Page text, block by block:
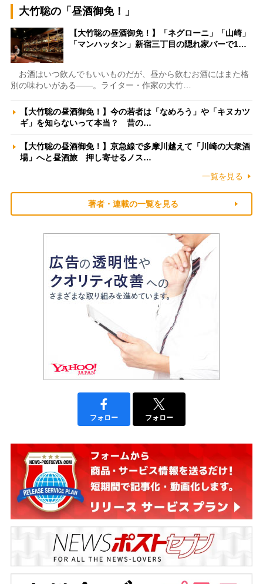
大竹聡の「昼酒御免！」
【大竹聡の昼酒御免！】「ネグローニ」「山崎」
「マンハッタン」新宿三丁目の隠れ家バーで1…
お酒はいつ飲んでもいいものだが、昼から飲むお酒にはまた格
別の味わいがある――。ライター・作家の大竹…
【大竹聡の昼酒御免！】今の若者は「なめろう」や「キヌカツ
ギ」を知らないって本当？ 昔の…
【大竹聡の昼酒御免！】京急線で多摩川越えて「川崎の大衆酒
場」へと昼酒旅 押し寄せるノス…
一覧を見る
著者・連載の一覧を見る
フォロー フォロー